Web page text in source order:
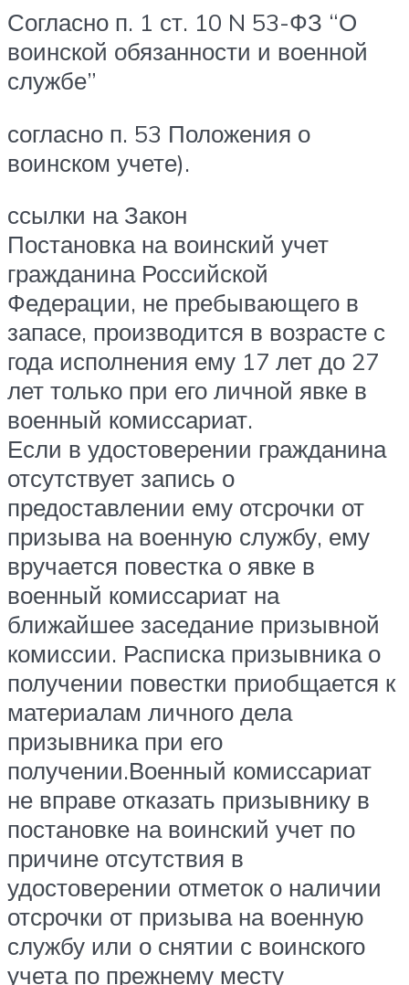
Согласно п. 1 ст. 10 N 53-ФЗ “О
воинской обязанности и военной
службе”
согласно п. 53 Положения о
воинском учете).
ссылки на Закон
Постановка на воинский учет
гражданина Российской
Федерации, не пребывающего в
запасе, производится в возрасте с
года исполнения ему 17 лет до 27
лет только при его личной явке в
военный комиссариат.
Если в удостоверении гражданина
отсутствует запись о
предоставлении ему отсрочки от
призыва на военную службу, ему
вручается повестка о явке в
военный комиссариат на
ближайшее заседание призывной
комиссии. Расписка призывника о
получении повестки приобщается к
материалам личного дела
призывника при его
получении.Военный комиссариат
не вправе отказать призывнику в
постановке на воинский учет по
причине отсутствия в
удостоверении отметок о наличии
отсрочки от призыва на военную
службу или о снятии с воинского
учета по прежнему месту